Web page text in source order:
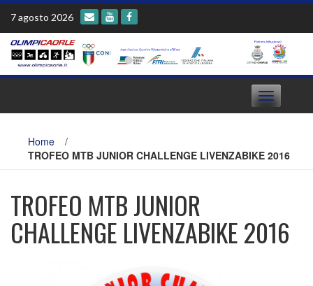
Skip
content
7 agosto 2026
Toggle
navigation
Home
/
TROFEO MTB JUNIOR CHALLENGE LIVENZABIKE 2016
TROFEO MTB JUNIOR
CHALLENGE LIVENZABIKE 2016